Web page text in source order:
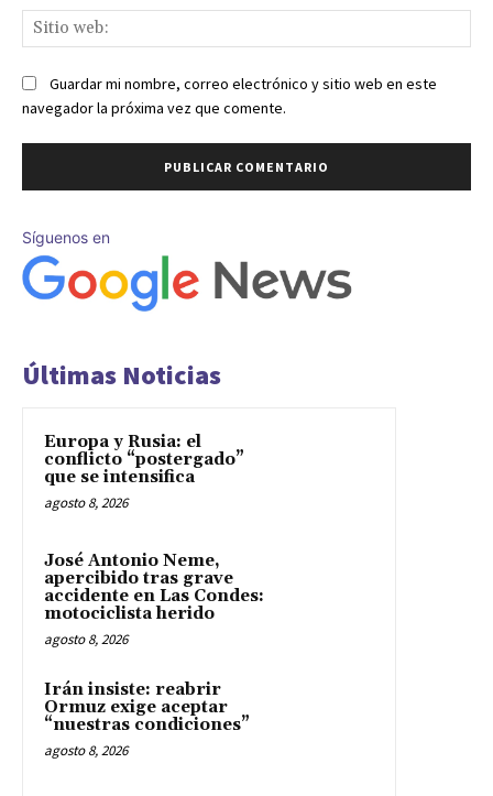
Guardar mi nombre, correo electrónico y sitio web en este
navegador la próxima vez que comente.
Síguenos en
Últimas Noticias
Europa y Rusia: el
conflicto “postergado”
que se intensifica
agosto 8, 2026
José Antonio Neme,
apercibido tras grave
accidente en Las Condes:
motociclista herido
agosto 8, 2026
Irán insiste: reabrir
Ormuz exige aceptar
“nuestras condiciones”
agosto 8, 2026